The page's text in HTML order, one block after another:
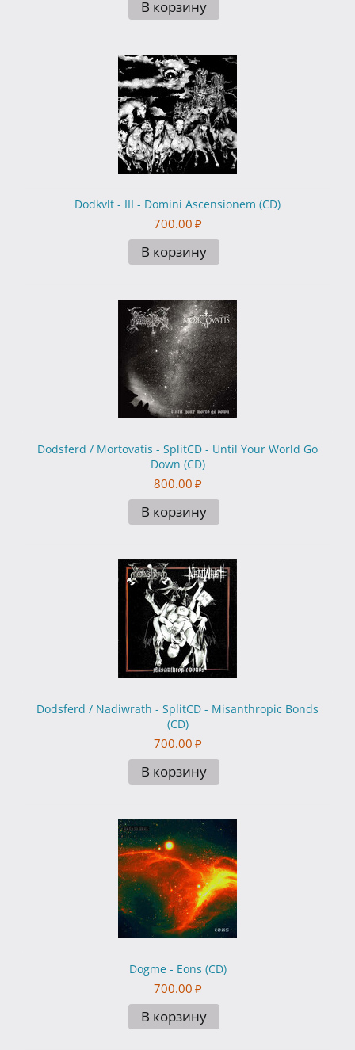
В корзину
Dodkvlt - III - Domini Ascensionem (CD)
700.00 ₽
В корзину
Dodsferd / Mortovatis - SplitCD - Until Your World Go
Down (CD)
800.00 ₽
В корзину
Dodsferd / Nadiwrath - SplitCD - Misanthropic Bonds
(CD)
700.00 ₽
В корзину
Dogme - Eons (CD)
700.00 ₽
В корзину